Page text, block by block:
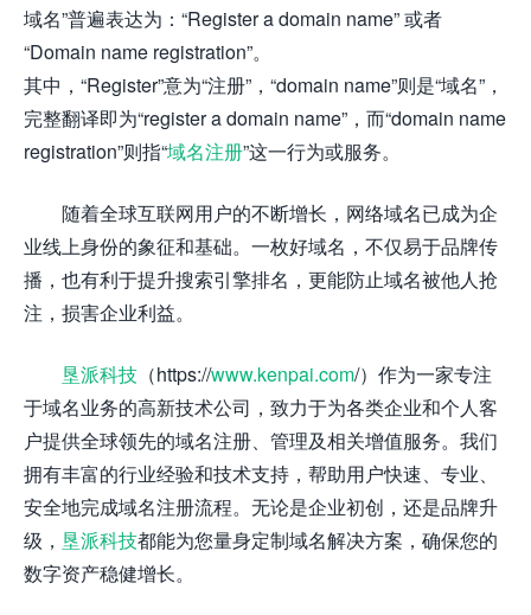
域名”普遍表达为：“Register a domain name” 或者
“Domain name registration”。
其中，“Register”意为“注册”，“domain name”则是“域名”，
完整翻译即为“register a domain name”，而“domain name
registration”则指“域名注册”这一行为或服务。
随着全球互联网用户的不断增长，网络域名已成为企
业线上身份的象征和基础。一枚好域名，不仅易于品牌传
播，也有利于提升搜索引擎排名，更能防止域名被他人抢
注，损害企业利益。
垦派科技 （https://www.kenpai.com/）作为一家专注
于域名业务的高新技术公司，致力于为各类企业和个人客
户提供全球领先的域名注册、管理及相关增值服务。我们
拥有丰富的行业经验和技术支持，帮助用户快速、专业、
安全地完成域名注册流程。无论是企业初创，还是品牌升
级， 垦派科技都能为您量身定制域名解决方案，确保您的
数字资产稳健增长。